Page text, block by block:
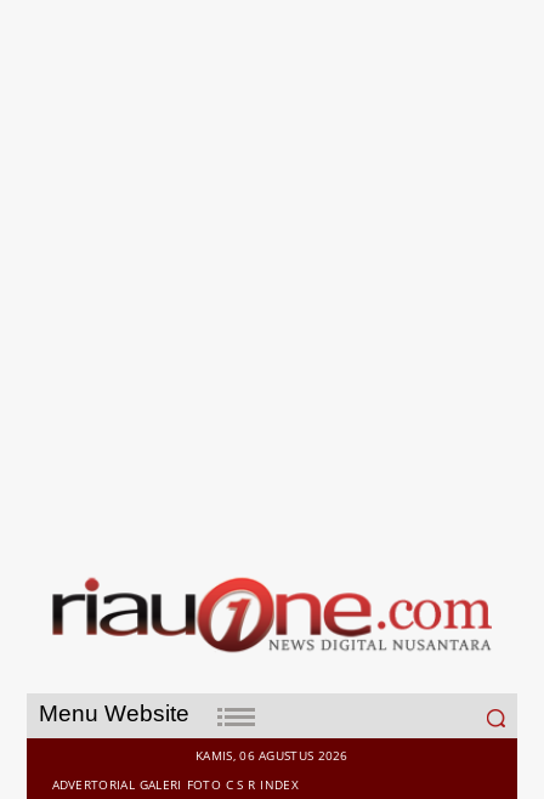
Menu Website
Search
for:
KAMIS, 06 AGUSTUS 2026
ADVERTORIAL GALERI FOTO C S R INDEX